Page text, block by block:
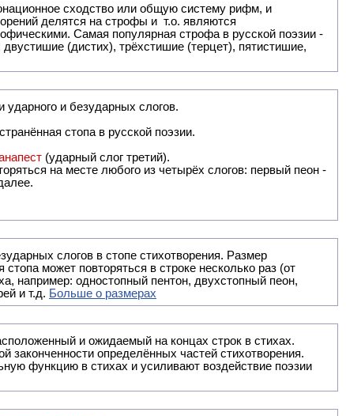
(дистих), трёхстишие (терцет), пятистишие,
и безударных слогов.
стопа в русской поэзии.
(ударный слог третий).
на месте любого из четырёх слогов: первый пеон -
слогов в стопе стихотворения. Размер
может повторяться в строке несколько раз (от
например: одностопный пентон, двухстопный пеон,
и т.д. Больше о размерах
расположенный и ожидаемый на концах строк в стихах.
законченности определённых частей стихотворения.
функцию в стихах и усиливают воздействие поэзии